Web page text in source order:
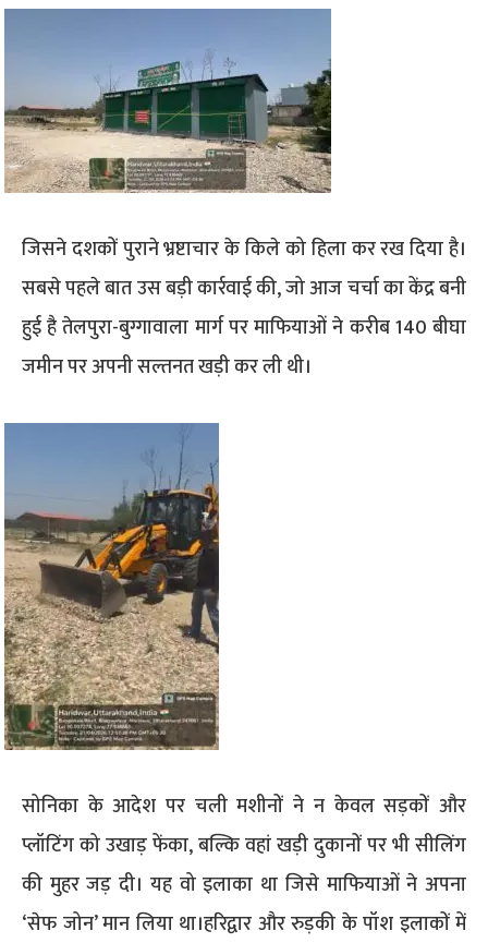
जिसने दशकों पुराने भ्रष्टाचार के किले को हिला कर रख दिया है।​
सबसे पहले बात उस बड़ी कार्रवाई की, जो आज चर्चा का केंद्र बनी
हुई है तेलपुरा-बुग्गावाला मार्ग पर माफियाओं ने करीब 140 बीघा
जमीन पर अपनी सल्तनत खड़ी कर ली थी।
सोनिका के आदेश पर चली मशीनों ने न केवल सड़कों और
प्लॉटिंग को उखाड़ फेंका, बल्कि वहां खड़ी दुकानों पर भी सीलिंग
की मुहर जड़ दी। यह वो इलाका था जिसे माफियाओं ने अपना
‘सेफ जोन’ मान लिया था।​हरिद्वार और रुड़की के पॉश इलाकों में